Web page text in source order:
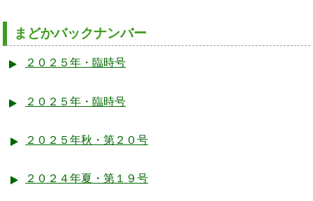
まどかバックナンバー
２０２５年・臨時号
２０２５年・臨時号
２０２５年秋・第２０号
２０２４年夏・第１９号